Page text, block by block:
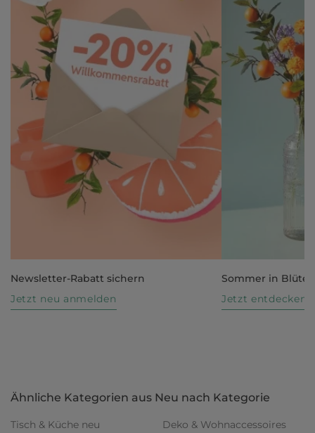
Newsletter-Rabatt sichern
Jetzt neu anmelden
Sommer in Blüte
Jetzt entdecken
Ähnliche Kategorien aus Neu nach Kategorie
Tisch & Küche neu Deko & Wohnaccessoires